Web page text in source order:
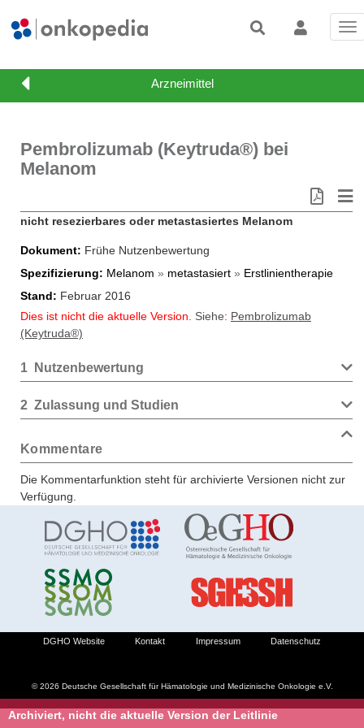
Pembrolizumab (Keytruda®) bei
Melanom
nicht resezierbares oder metastasiertes Melanom
Dokument
Frühe Nutzenbewertung
Spezifizierung
Melanom » metastasiert » Erstlinientherapie
Stand
Februar 2016
Dies ist nicht die aktuelle Version.
Siehe: Pembrolizumab
(Keytruda®)
1 Nutzenbewertung
2 Zulassung und Studien
Kommentare
Die Kommentarfunktion steht für archivierte Versionen nicht zur
Verfügung.
Archiviert, nicht die aktuelle Version der Leitlinie
© 2026 Deutsche Gesellschaft für Hämatologie und Medizinische Onkologie e.V.
DGHO Website Kontakt Impressum Datenschutz